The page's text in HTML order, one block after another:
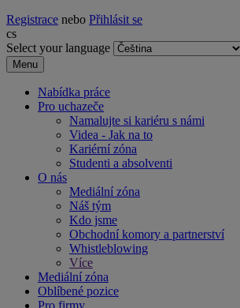
Registrace nebo Přihlásit se
cs
Select your language
Menu
Nabídka práce
Pro uchazeče
Namalujte si kariéru s námi
Videa - Jak na to
Kariérní zóna
Studenti a absolventi
O nás
Mediální zóna
Náš tým
Kdo jsme
Obchodní komory a partnerství
Whistleblowing
Více
Mediální zóna
Oblíbené pozice
Pro firmy